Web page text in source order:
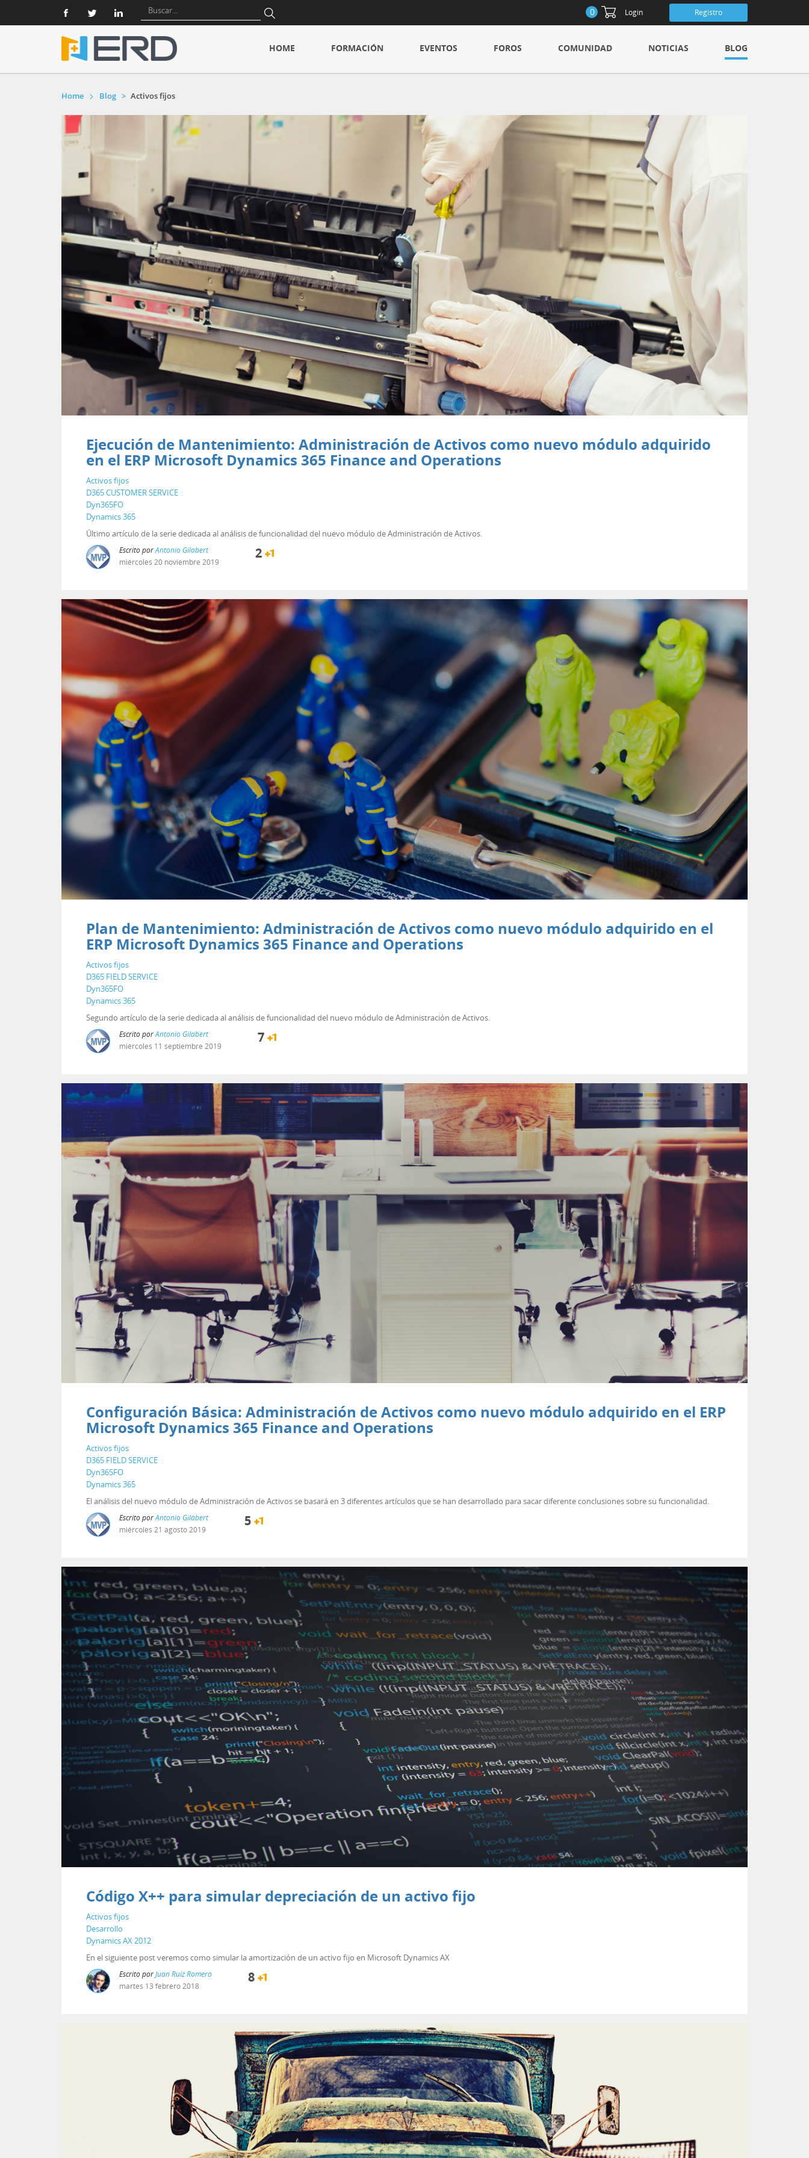
0 Login Registro
HOME FORMACIÓN EVENTOS FOROS COMUNIDAD NOTICIAS BLOG
Home Blog Activos fijos
Ejecución de Mantenimiento: Administración de Activos como nuevo módulo adquirido
en el ERP Microsoft Dynamics 365 Finance and Operations
Activos fijos
D365 CUSTOMER SERVICE
Dyn365FO
Dynamics 365
Último artículo de la serie dedicada al análisis de funcionalidad del nuevo módulo de Administración de Activos.
Escrito porAntonio Gilabert
miércoles 20 noviembre 2019
2
Plan de Mantenimiento: Administración de Activos como nuevo módulo adquirido en el
ERP Microsoft Dynamics 365 Finance and Operations
Activos fijos
D365 FIELD SERVICE
Dyn365FO
Dynamics 365
Segundo artículo de la serie dedicada al análisis de funcionalidad del nuevo módulo de Administración de Activos.
Escrito porAntonio Gilabert
miércoles 11 septiembre 2019
7
Configuración Básica: Administración de Activos como nuevo módulo adquirido en el ERP
Microsoft Dynamics 365 Finance and Operations
Activos fijos
D365 FIELD SERVICE
Dyn365FO
Dynamics 365
El análisis del nuevo módulo de Administración de Activos se basará en 3 diferentes artículos que se han desarrollado para sacar diferente conclusiones sobre su funcionalidad.
Escrito porAntonio Gilabert
miércoles 21 agosto2019
5
Código X++ para simular depreciación de un activo fijo
Activos fijos
Desarrollo
Dynamics AX 2012
En el siguiente post veremos como simular la amortización de un activo fijo en Microsoft Dynamics AX
Escrito porJuan Ruiz Romero
martes 13 febrero2018
8